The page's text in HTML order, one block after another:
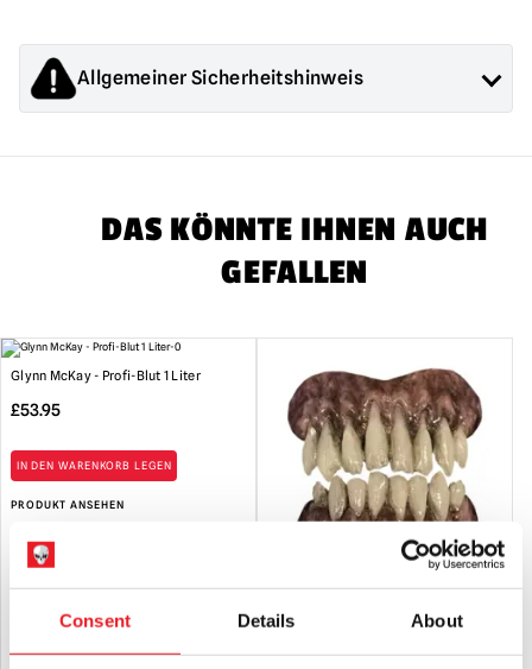
Consent Details About
Allgemeiner Sicherheitshinweis
Sammlerstücke für Erwachsene oder Halloween-
DAS KÖNNTE IHNEN AUCH
GEFALLEN
Glynn McKay - Profi-Blut 1 Liter
£53.95
IN DEN WARENKORB LEGEN
PRODUKT ANSEHEN
Bitemares Horrorzähne – Spectre